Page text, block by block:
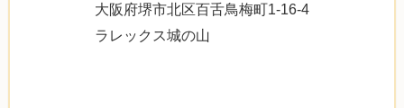
大阪府堺市北区百舌鳥梅町1-16-4
ラレックス城の山